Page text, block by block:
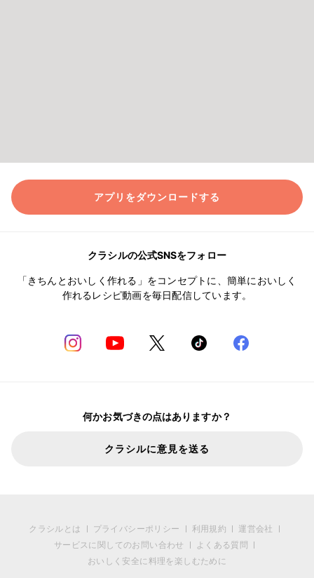
アプリをダウンロードする
クラシルの公式SNSをフォロー
「きちんとおいしく作れる」をコンセプトに、簡単においしく
作れるレシピ動画を毎日配信しています。
何かお気づきの点はありますか？
クラシルに意見を送る
クラシルとは プライバシーポリシー 利用規約
運営会社
サービスに関してのお問い合わせ
よくある質問
おいしく安全に料理を楽しむために